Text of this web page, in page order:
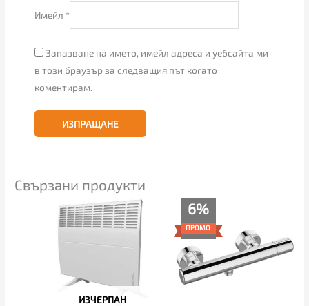
Имейл *
Запазване на името, имейл адреса и уебсайта ми
в този браузър за следващия път когато
коментирам.
Свързани продукти
ИЗЧЕРПАН
6%
ПРОМО
through
149.00€